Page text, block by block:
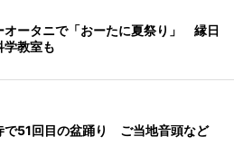
オータニで「おーたに夏祭り」 縁日
学教室も
で51回目の盆踊り ご当地音頭など